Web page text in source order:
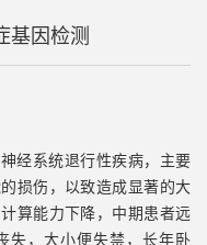
基因检测
经系统退行性疾病，主要
损伤，以致造成显著的大
算能力下降，中期患者远
失，大小便失禁，长年卧